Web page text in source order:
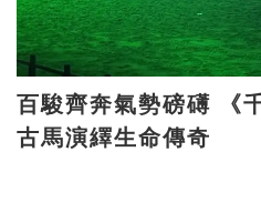
百駿齊奔氣勢磅礡 《
古馬演繹生命傳奇